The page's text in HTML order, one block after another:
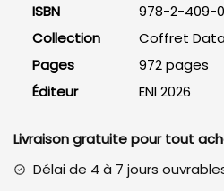
édition
ISBN
978-2-409-
Collection
Coffret
Pages
972 pages
Éditeur
ENI 2026
Livraison gratuite pour tout
Délai de 4 à 7 jours